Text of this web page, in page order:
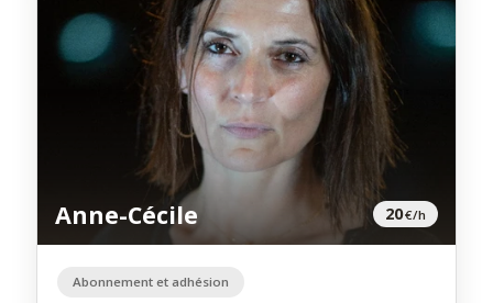
Anne-Cécile 20€/h
Abonnement et adhésion